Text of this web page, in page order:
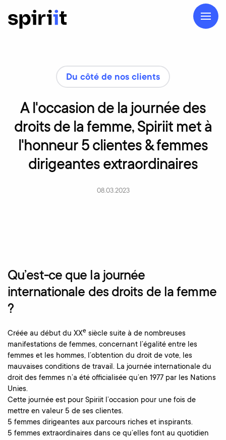
Du côté de nos clients
À l'occasion de la journée des
droits de la femme, Spiriit met à
l'honneur 5 clientes &femmes
dirigeantes extraordinaires
08.03.2023
Qu’est-ce que la journée
internationale des droits de la femme
?
Créée au début du XXᵉ siècle suite à de nombreuses
manifestations de femmes, concernant l’égalité entre les
femmes et les hommes, l’obtention du droit de vote, les
mauvaises conditions de travail. La journée internationale du
droit des femmes n’a été officialisée qu’en 1977 par les Nations
Unies.
Cette journée est pour Spiriit l’occasion pour une fois de
mettre en valeur 5 de ses clientes.
5 femmes dirigeantes aux parcours riches et inspirants.
5 femmes extraordinaires dans ce qu’elles font au quotidien